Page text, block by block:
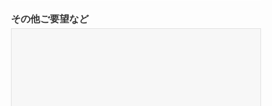
その他ご要望など